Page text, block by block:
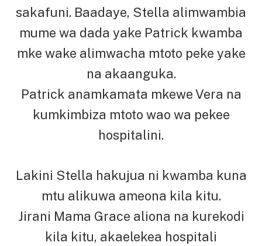
sakafuni. Baadaye, Stella alimwambia
mume wa dada yake Patrick kwamba
mke wake alimwacha mtoto peke yake
na akaanguka.
Patrick anamkamata mkewe Vera na
kumkimbiza mtoto wao wa pekee
hospitalini.
Lakini Stella hakujua ni kwamba kuna
mtu alikuwa ameona kila kitu.
Jirani Mama Grace aliona na kurekodi
kila kitu, akaelekea hospitali